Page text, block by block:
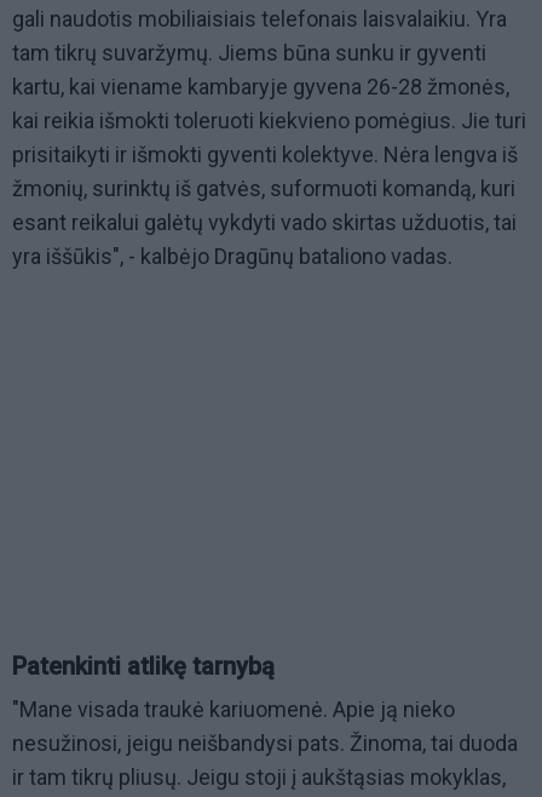
gali naudotis mobiliaisiais telefonais laisvalaikiu. Yra
tam tikrų suvaržymų. Jiems būna sunku ir gyventi
kartu, kai viename kambaryje gyvena 26-28 žmonės,
kai reikia išmokti toleruoti kiekvieno pomėgius. Jie turi
prisitaikyti ir išmokti gyventi kolektyve. Nėra lengva iš
žmonių, surinktų iš gatvės, suformuoti komandą, kuri
esant reikalui galėtų vykdyti vado skirtas užduotis, tai
yra iššūkis", - kalbėjo Dragūnų bataliono vadas.
Patenkinti atlikę tarnybą
"Mane visada traukė kariuomenė. Apie ją nieko
nesužinosi, jeigu neišbandysi pats. Žinoma, tai duoda
ir tam tikrų pliusų. Jeigu stoji į aukštąsias mokyklas,